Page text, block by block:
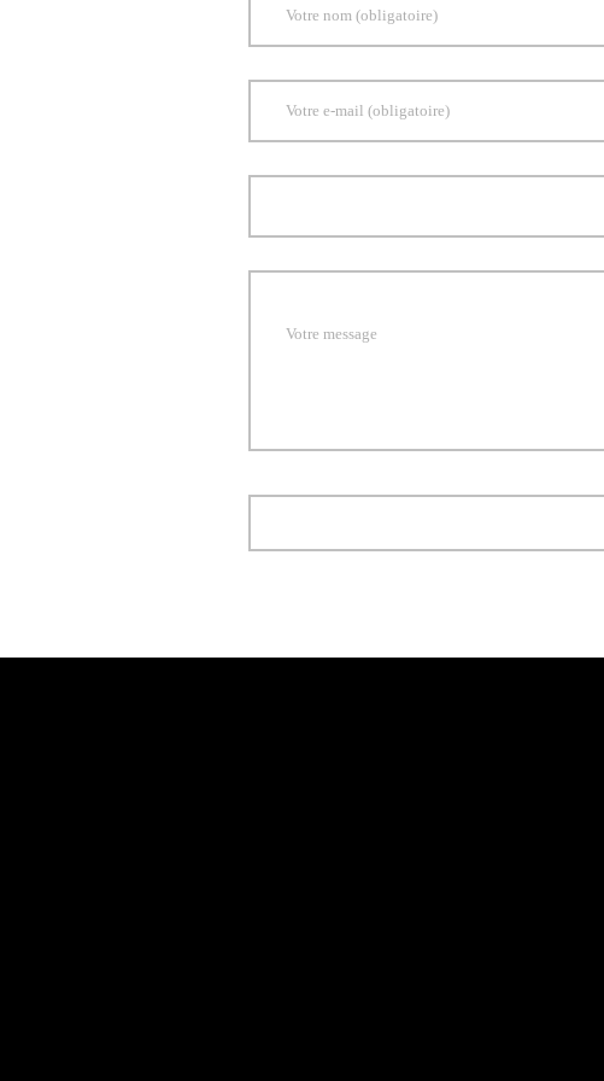
Votre nom (obligatoire)
Votre e-mail (obligatoire)
Votre message